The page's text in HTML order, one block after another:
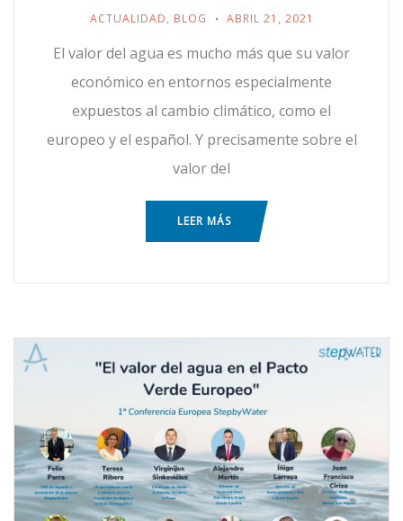
ACTUALIDAD, BLOG ABRIL 21, 2021
El valor del agua es mucho más que su valor
económico en entornos especialmente
expuestos al cambio climático, como el
europeo y el español. Y precisamente sobre el
valor del
LEER MÁS